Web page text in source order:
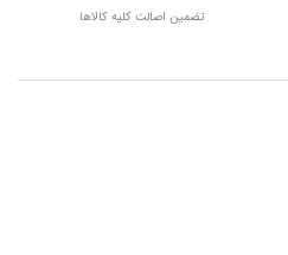
تضمین اصالت کلیه کالاها